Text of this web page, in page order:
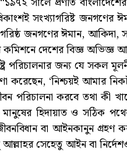
সংখ্যাগরিষ্ট জনগণের
জনগণের ঈমান, আকিদা,
কমিশনে দেশের বিজ্ঞ অভিজ্ঞ
পরিচালনার জন্য যে সকল
‘নিশ্চয়ই আমার
পরিচালনা করবে তথা
হিদায়াত ও সঠিক
বা আইনকানুন গ্রহণ
সেহেতু আইন বা